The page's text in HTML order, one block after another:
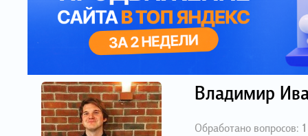
Владимир
Обработано вопросов: